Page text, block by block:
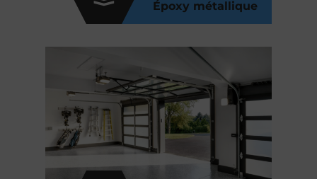
Époxy métallique